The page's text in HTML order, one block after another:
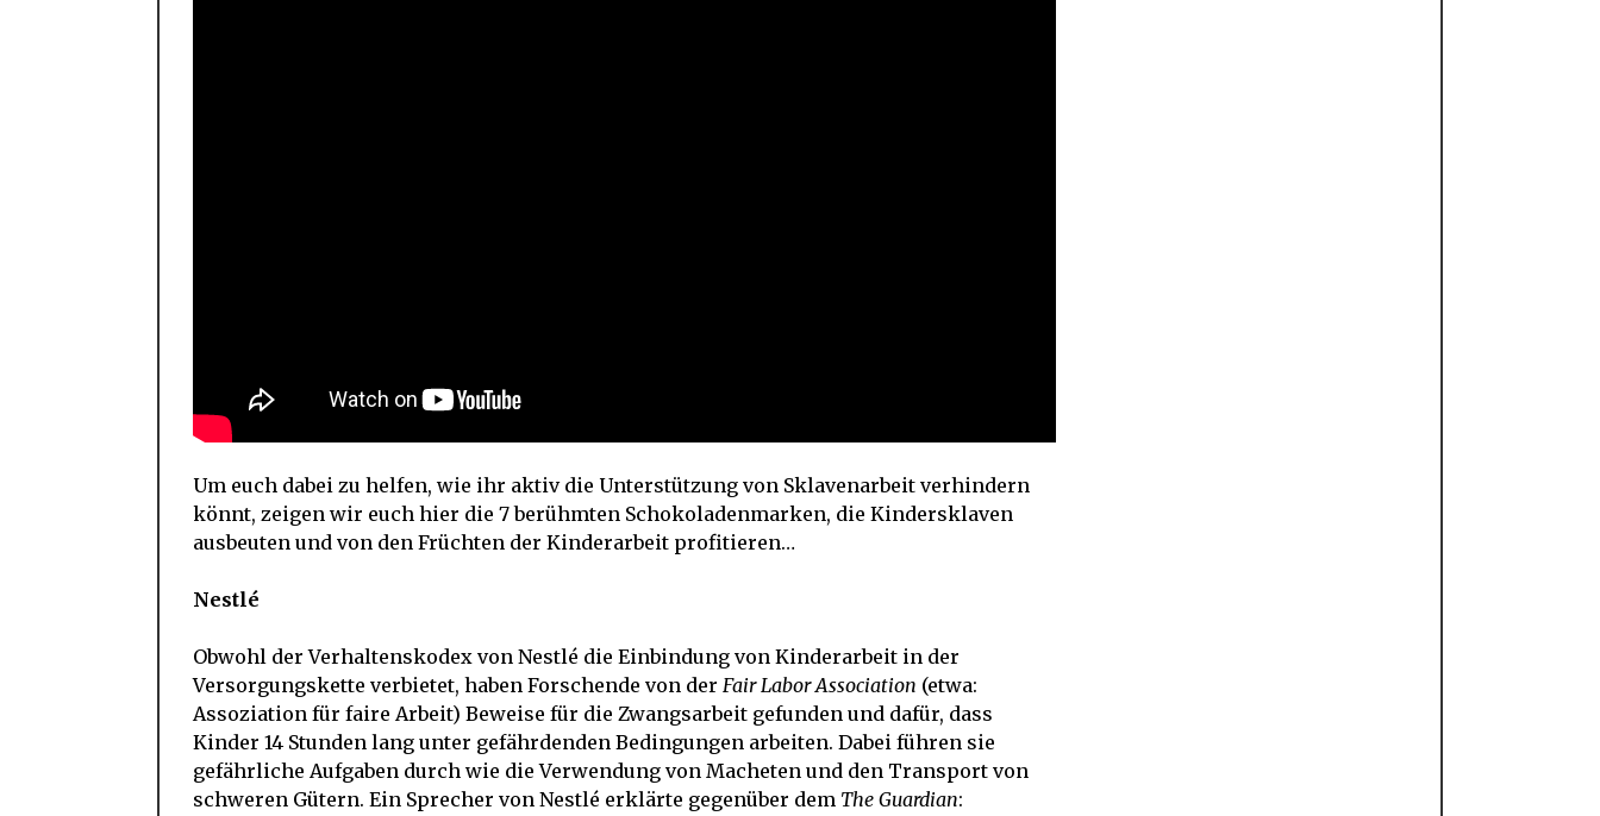
Um euch dabei zu helfen, wie ihr aktiv die Unterstützung von Sklavenarbeit verhindern
könnt, zeigen wir euch hier die 7 berühmten Schokoladenmarken, die Kindersklaven
ausbeuten und von den Früchten der Kinderarbeit profitieren…
Nestlé
Obwohl der Verhaltenskodex von Nestlé die Einbindung von Kinderarbeit in der
Versorgungskette verbietet, haben Forschende von der Fair Labor Association (etwa:
Assoziation für faire Arbeit) Beweise für die Zwangsarbeit gefunden und dafür, dass
Kinder 14 Stunden lang unter gefährdenden Bedingungen arbeiten. Dabei führen sie
gefährliche Aufgaben durch wie die Verwendung von Macheten und den Transport von
schweren Gütern. Ein Sprecher von Nestlé erklärte gegenüber dem The Guardian: